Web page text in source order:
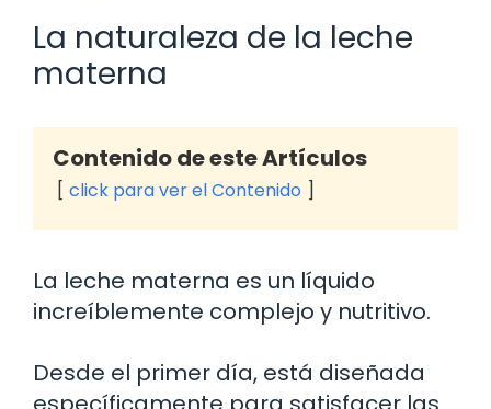
La naturaleza de la leche
materna
Contenido de este Artículos
click para ver el Contenido
La leche materna es un líquido
increíblemente complejo y nutritivo.
Desde el primer día, está diseñada